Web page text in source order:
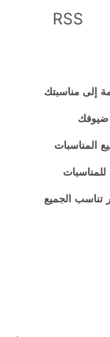
RSS
إلى مناسبتك
ضيوفك
المناسبات
تناسب الجميع